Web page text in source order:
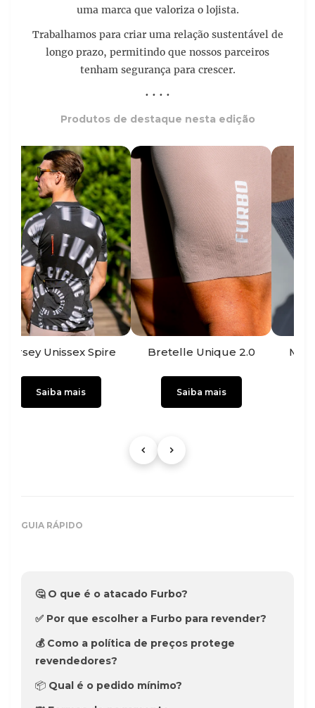
uma marca que valoriza o lojista.
Trabalhamos para criar uma relação sustentável de
longo prazo, permitindo que nossos parceiros
tenham segurança para crescer.
• • • •
Produtos de destaque nesta edição
Unissex Spire
Saiba mais
Bretelle Unique 2.0
Saiba mais
Meia
GUIA RÁPIDO
🤔 O que é o atacado Furbo?
✅ Por que escolher a Furbo para revender?
💰 Como a política de preços protege
revendedores?
📦 Qual é o pedido mínimo?